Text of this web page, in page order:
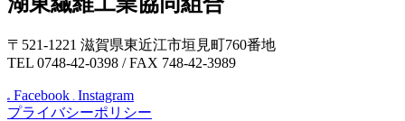
〒521-1221 滋賀県東近江市垣見町760番地
TEL 0748-42-0398 / FAX 748-42-3989
Facebook Instagram
プライバシーポリシー